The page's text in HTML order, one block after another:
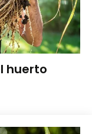
huerto